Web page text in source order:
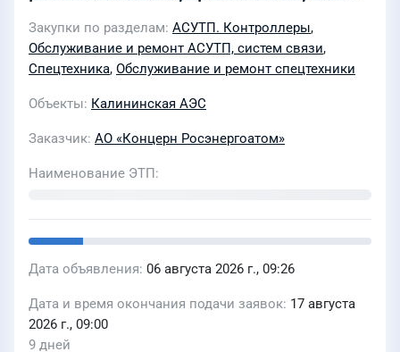
Закупки по разделам АСУТП. Контроллеры,
Обслуживание и ремонт АСУТП, систем связи,
Спецтехника, Обслуживание и ремонт спецтехники
Объекты Калининская АЭС
Заказчик АО «Концерн Росэнергоатом»
Наименование ЭТП
Дата объявления 06 августа 2026 г., 09:26
Дата и время окончания подачи заявок 17 августа
2026 г., 09:00
9 дней